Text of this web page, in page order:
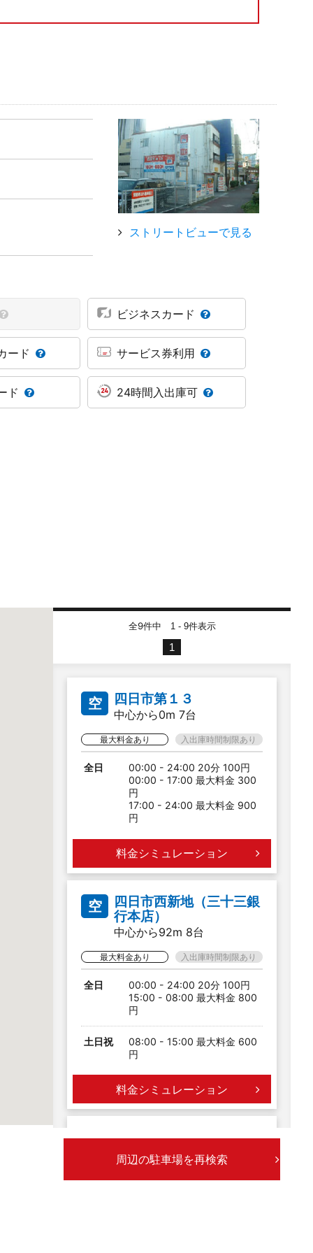
ストリートビューで見る
ビジネスカード
ード サービス券利用
ド 24時間入出庫可
全9件中 1 - 9件表示
1
空 四日市第１３
中心から0m 7台
最大料金あり 入出庫時間制限あり
全日
00:00 - 24:00 20分 100円
00:00 - 17:00 最大料金 300
円
17:00 - 24:00 最大料金 900
円
料金シミュレーション
空
四日市西新地（三十三銀
行本店）
中心から92m 8台
最大料金あり 入出庫時間制限あり
全日
00:00 - 24:00 20分 100円
15:00 - 08:00 最大料金 800
円
土日祝
08:00 - 15:00 最大料金 600
円
料金シミュレーション
空 四日市第１
中心から97m 17台
最大料金あり 入出庫時間制限あり
周辺の駐車場を再検索